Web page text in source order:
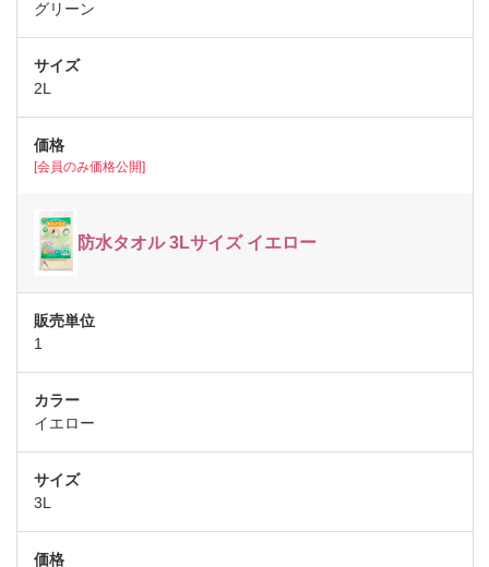
グリーン
2L
[会員のみ価格公開]
防水タオル 3Lサイズ イエロー
1
イエロー
3L